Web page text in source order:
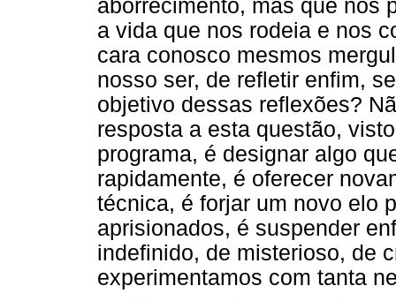
aborrecimento, mas que nos
a vida que nos rodeia e nos
cara conosco mesmos
nosso ser, de refletir enfim,
objetivo dessas reflexões?
resposta a esta questão,
programa, é designar algo
rapidamente, é oferecer
técnica, é forjar um novo elo
aprisionados, é suspender
indefinido, de misterioso, de
experimentamos com tanta